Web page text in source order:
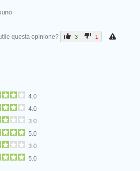
questa opinione? 3 1
4.0
4.0
3.0
5.0
3.0
5.0